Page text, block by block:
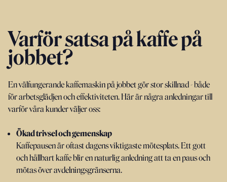
Varför satsa på kaffe på
jobbet?
En välfungerande kaffemaskin på jobbet gör stor skillnad - både
för arbetsglädjen och effektiviteten. Här är några anledningar till
varför våra kunder väljer oss:
Ökad trivsel och gemenskap
Kaffepausen är oftast dagens viktigaste mötesplats. Ett gott
och hållbart kaffe blir en naturlig anledning att ta en paus och
mötas över avdelningsgränserna.